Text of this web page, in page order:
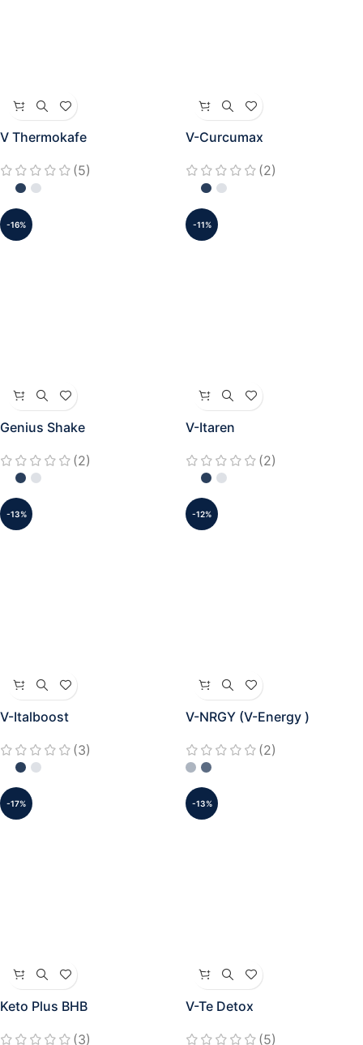
V Thermokafe
(5)
V-Curcumax
(2)
-16%
Genius Shake
(2)
-11%
V-Itaren
(2)
-13%
V-Italboost
(3)
-12%
V-NRGY (V-Energy )
(2)
-17%
Keto Plus BHB
(3)
-13%
V-Te Detox
(5)